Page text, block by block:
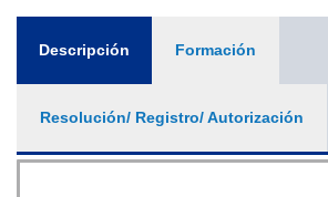
Descripción (solapaFormación
Resolución/ Registro/ Autorización